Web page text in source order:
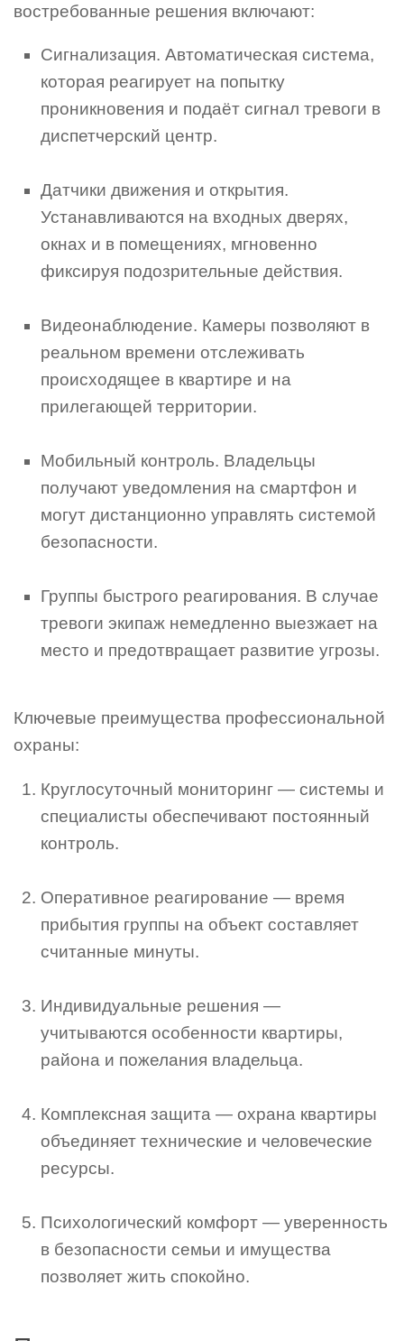
востребованные решения включают:
Сигнализация. Автоматическая система,
которая реагирует на попытку
проникновения и подаёт сигнал тревоги в
диспетчерский центр.
Датчики движения и открытия.
Устанавливаются на входных дверях,
окнах и в помещениях, мгновенно
фиксируя подозрительные действия.
Видеонаблюдение. Камеры позволяют в
реальном времени отслеживать
происходящее в квартире и на
прилегающей территории.
Мобильный контроль. Владельцы
получают уведомления на смартфон и
могут дистанционно управлять системой
безопасности.
Группы быстрого реагирования. В случае
тревоги экипаж немедленно выезжает на
место и предотвращает развитие угрозы.
Ключевые преимущества профессиональной
охраны:
Круглосуточный мониторинг — системы и
специалисты обеспечивают постоянный
контроль.
Оперативное реагирование — время
прибытия группы на объект составляет
считанные минуты.
Индивидуальные решения —
учитываются особенности квартиры,
района и пожелания владельца.
Комплексная защита — охрана квартиры
объединяет технические и человеческие
ресурсы.
Психологический комфорт — уверенность
в безопасности семьи и имущества
позволяет жить спокойно.